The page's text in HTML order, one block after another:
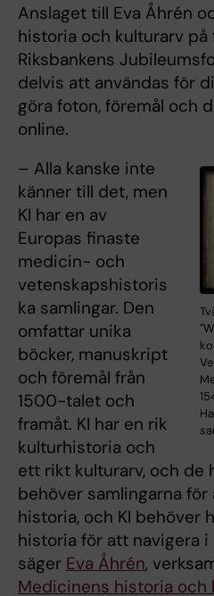
Anslaget till Eva Åhrén
historia och kulturarv
Riksbankens
delvis att användas för
göra foton, föremål och
online.
– Alla kanske inte
känner till det, men
KI har en av
Europas finaste
medicin- och
vetenskapshistoris
ka samlingar. Den
omfattar unika
böcker, manuskript
och föremål från
1500-talet och
framåt. KI har en rik
kulturhistoria och
ett rikt kulturarv, och de
behöver samlingarna för
historia, och KI behöver
historia för att navigera
säger Eva Åhrén,
Medicinens historia och